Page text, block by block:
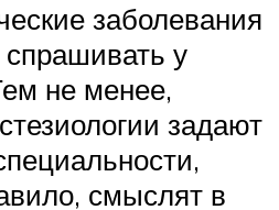
заболевания
спрашивать у
не менее,
задают
смыслят в